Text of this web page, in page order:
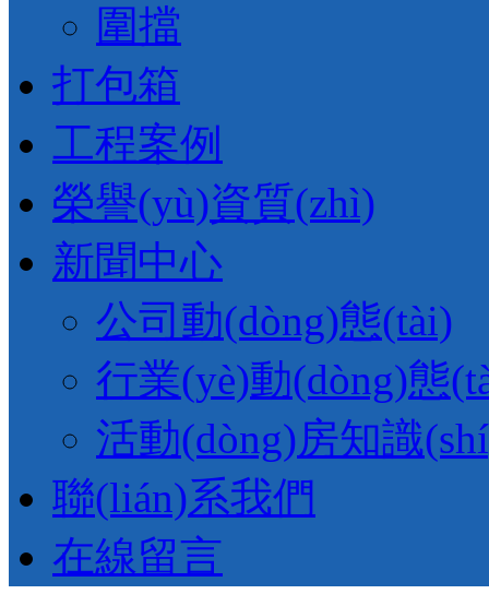
圍擋
打包箱
工程案例
榮譽(yù)資質(zhì)
新聞中心
公司動(dòng)態(tài)
行業(yè)動(dòng)態
活動(dòng)房知識
聯(lián)系我們
在線留言